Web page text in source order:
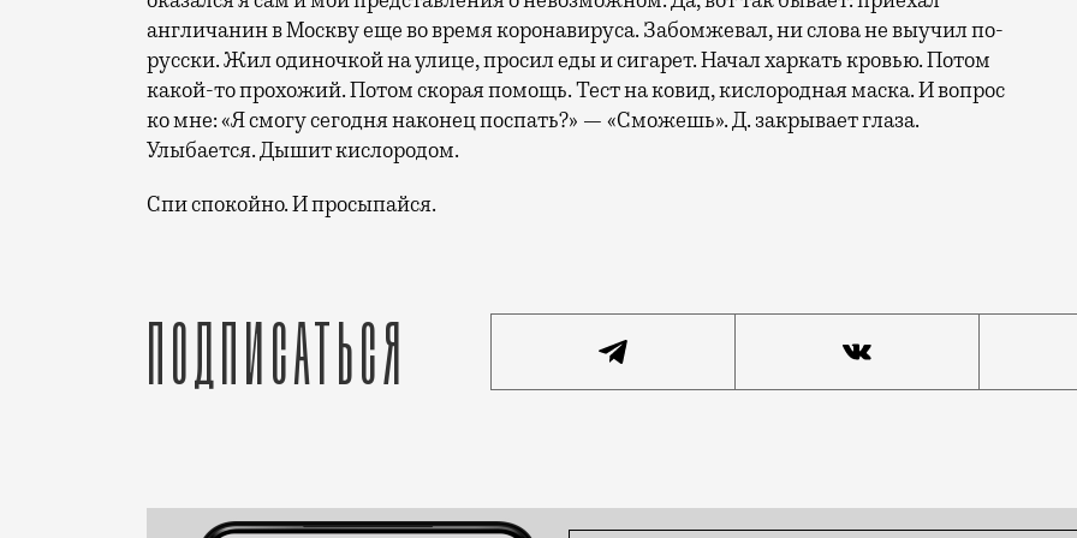
англичанин в Москву еще во время коронавируса. Забомжевал, ни слова не выучил по-
русски. Жил одиночкой на улице, просил еды и сигарет. Начал харкать кровью. Потом
какой-то прохожий. Потом скорая помощь. Тест на ковид, кислородная маска. И вопрос
ко мне: «Я смогу сегодня наконец поспать?» — «Сможешь». Д. закрывает глаза.
Улыбается. Дышит кислородом.
Спи спокойно. И просыпайся.
Подписаться